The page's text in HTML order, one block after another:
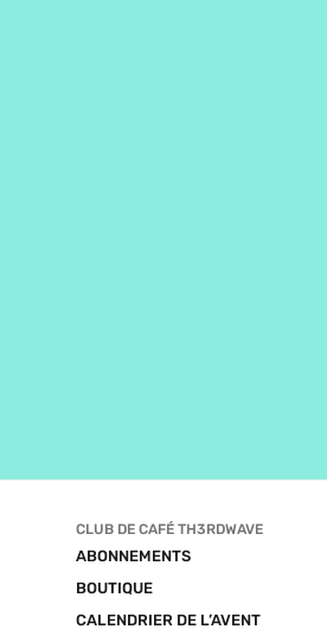
CLUB DE CAFÉ TH3RDWAVE
ABONNEMENTS
BOUTIQUE
CALENDRIER DE L’AVENT